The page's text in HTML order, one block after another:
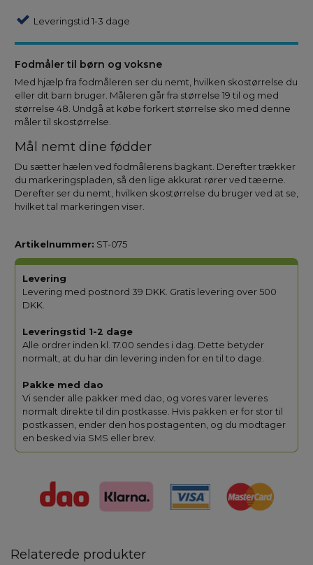
Leveringstid 1-3 dage
Fodmåler til børn og voksne
Med hjælp fra fodmåleren ser du nemt, hvilken skostørrelse du
eller dit barn bruger. Måleren går fra størrelse 19 til og med
størrelse 48. Undgå at købe forkert størrelse sko med denne
måler til skostørrelse.
Mål nemt dine fødder
Du sætter hælen ved fodmålerens bagkant. Derefter trækker
du markeringspladen, så den lige akkurat rører ved tæerne.
Derefter ser du nemt, hvilken skostørrelse du bruger ved at se,
hvilket tal markeringen viser.
Artikelnummer: ST-075
Levering
Levering med postnord 39 DKK. Gratis levering over 500
DKK.
Leveringstid 1-2 dage
Alle ordrer inden kl. 17.00 sendes i dag. Dette betyder
normalt, at du har din levering inden for en til to dage.
Pakke med dao
Vi sender alle pakker med dao, og vores varer leveres
normalt direkte til din postkasse. Hvis pakken er for stor til
postkassen, ender den hos postagenten, og du modtager
en besked via SMS eller brev.
Relaterede produkter